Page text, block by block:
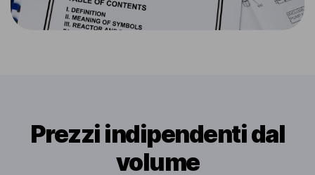
Prezzi indipendenti dal
volume